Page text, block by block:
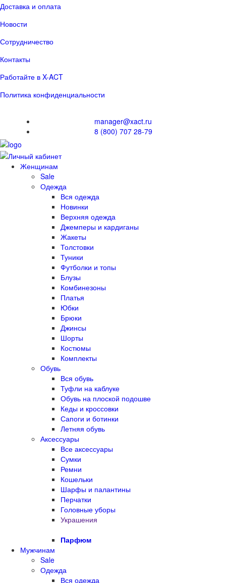
Доставка и оплата
Новости
Сотрудничество
Контакты
Работайте в X-ACT
Политика конфиденциальности
manager@xact.ru
8 (800) 707 28-79
Женщинам
Sale
Одежда
Вся одежда
Новинки
Верхняя одежда
Джемперы и кардиганы
Жакеты
Толстовки
Туники
Футболки и топы
Блузы
Комбинезоны
Платья
Юбки
Брюки
Джинсы
Шорты
Костюмы
Комплекты
Обувь
Вся обувь
Туфли на каблуке
Обувь на плоской подошве
Кеды и кроссовки
Сапоги и ботинки
Летняя обувь
Аксессуары
Все аксессуары
Сумки
Ремни
Кошельки
Шарфы и палантины
Перчатки
Головные уборы
Украшения
Парфюм
Мужчинам
Sale
Одежда
Вся одежда